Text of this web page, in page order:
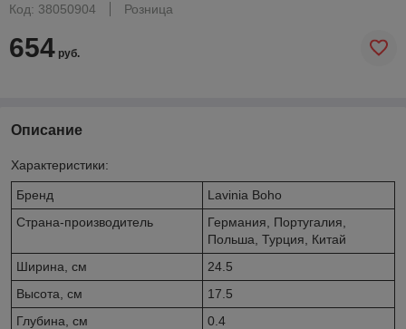
Код: 38050904
Розница
654 руб.
Описание
Характеристики:
Бренд
Lavinia Boho
Страна-производитель
Германия, Португалия,
Польша, Турция, Китай
Ширина, см
24.5
Высота, см
17.5
Глубина, см
0.4